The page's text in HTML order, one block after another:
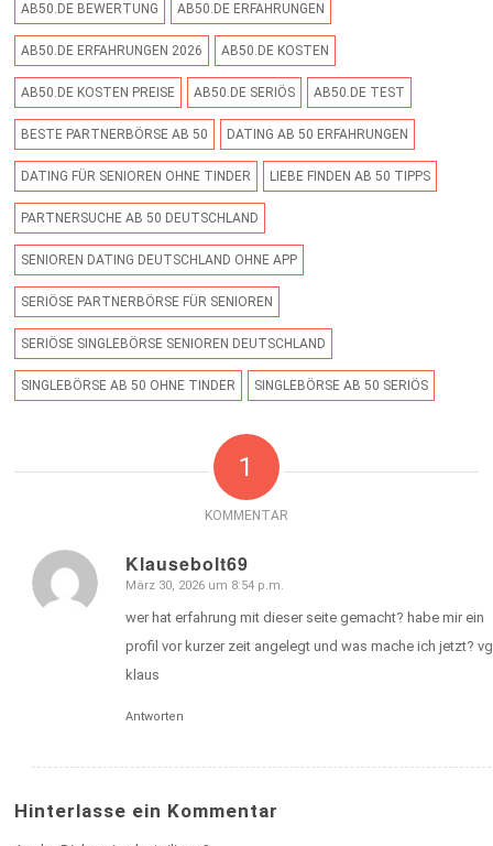
AB50.DE BEWERTUNG AB50.DE ERFAHRUNGEN
AB50.DE ERFAHRUNGEN 2026 AB50.DE KOSTEN
AB50.DE KOSTEN PREISE AB50.DE SERIÖS AB50.DE TEST
BESTE PARTNERBÖRSE AB 50 DATING AB 50 ERFAHRUNGEN
DATING FÜR SENIOREN OHNE TINDER LIEBE FINDEN AB 50 TIPPS
PARTNERSUCHE AB 50 DEUTSCHLAND
SENIOREN DATING DEUTSCHLAND OHNE APP
SERIÖSE PARTNERBÖRSE FÜR SENIOREN
SERIÖSE SINGLEBÖRSE SENIOREN DEUTSCHLAND
SINGLEBÖRSE AB 50 OHNE TINDER SINGLEBÖRSE AB 50 SERIÖS
1
KOMMENTAR
Klausebolt69
sagte:
März 30, 2026 um 8:54 p.m.
wer hat erfahrung mit dieser seite gemacht? habe mir ein
profil vor kurzer zeit angelegt und was mache ich jetzt? vg
klaus
Antworten
Hinterlasse ein Kommentar